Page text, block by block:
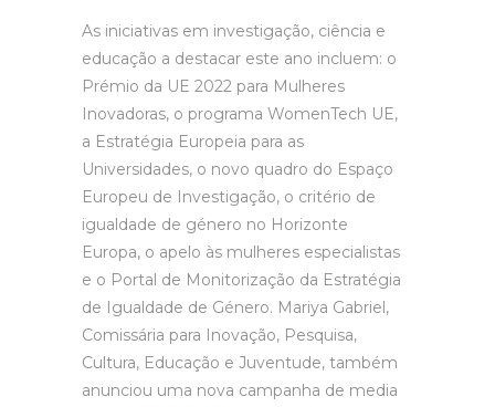
As iniciativas em investigação, ciência e
educação a destacar este ano incluem: o
Prémio da UE 2022 para Mulheres
Inovadoras, o programa WomenTech UE,
a Estratégia Europeia para as
Universidades, o novo quadro do Espaço
Europeu de Investigação, o critério de
igualdade de género no Horizonte
Europa, o apelo às mulheres especialistas
e o Portal de Monitorização da Estratégia
de Igualdade de Género. Mariya Gabriel,
Comissária para Inovação, Pesquisa,
Cultura, Educação e Juventude, também
anunciou uma nova campanha de media